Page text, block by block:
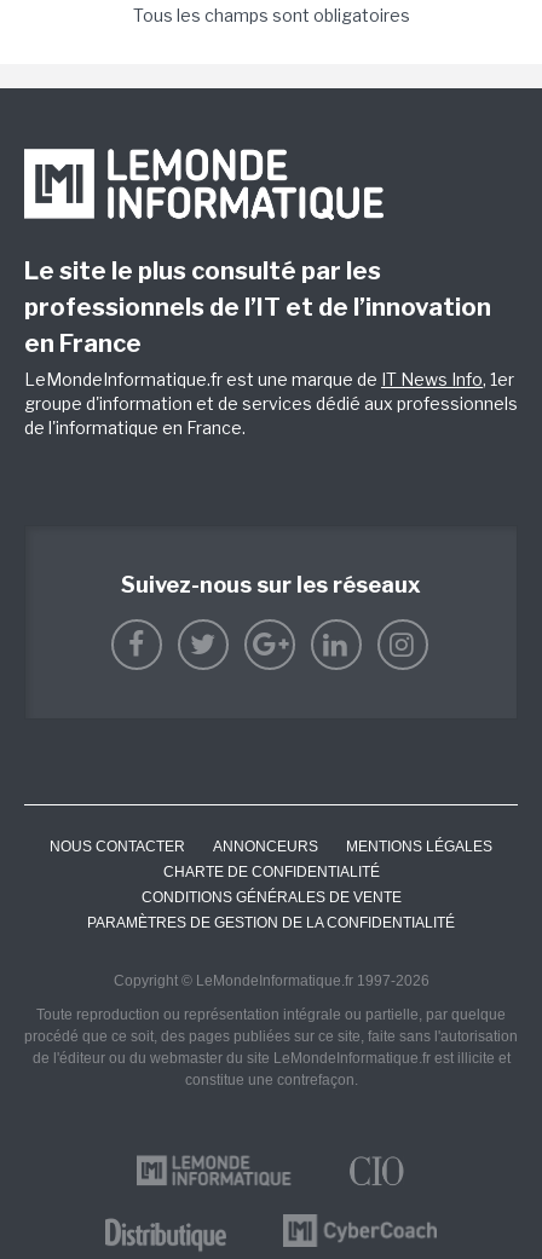
Tous les champs sont obligatoires
Le site le plus consulté par les
professionnels de l’IT et de l’innovation
en France
LeMondeInformatique.fr est une marque de IT News Info, 1er
groupe d'information et de services dédié aux professionnels
de l'informatique en France.
Suivez-nous sur les réseaux
NOUS CONTACTER ANNONCEURS
MENTIONS LÉGALES
CHARTE DE CONFIDENTIALITÉ
CONDITIONS GÉNÉRALES DE VENTE
PARAMÈTRES DE GESTION DE LA CONFIDENTIALITÉ
Copyright © LeMondeInformatique.fr 1997-2026
Toute reproduction ou représentation intégrale ou partielle, par quelque
procédé que ce soit, des pages publiées sur ce site, faite sans l'autorisation
de l'éditeur ou du webmaster du site LeMondeInformatique.fr est illicite et
constitue une contrefaçon.